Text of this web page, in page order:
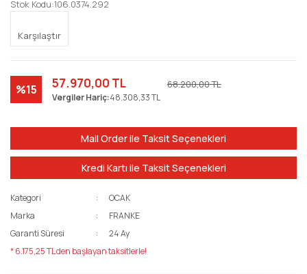
Stok Kodu:106.0374.292
Karşılaştır
%15 57.970,00 TL
Vergiler Hariç:48.308,33 TL
68.200,00 TL
Mail Order ile Taksit Seçenekleri
Kredi Kartı ile Taksit Seçenekleri
Kategori
OCAK
Marka
FRANKE
Garanti Süresi
24 Ay
* 6.175,25 TL den başlayan taksitlerle!